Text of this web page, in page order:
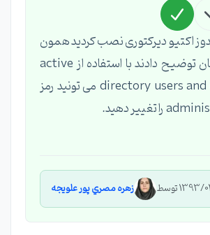
اکتیو دیرکتوری نصب کردید همون
طور که دوستان توضیح دادند با استفاده از active
directory users and computers می تونید رمز
زهره مصري پور علويجه